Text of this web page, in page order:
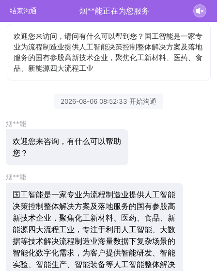
结束沟通 烟**能正在为您服务
欢迎您来访问，请问有什么可以帮到您？国工智能是一家专
业为流程制造业提供人工智能决策控制整体解决方案及落地
服务的国有参股高新技术企业，聚焦化工新材料、医药、食
品、新能源四大流程工业
2026-08-06 08:52:33 开始沟通
烟**能
欢迎您来咨询，有什么可以帮助
您？
烟**能
国工智能是一家专业为流程制造业提供人工智能
决策控制整体解决方案及落地服务的国有参股高
新技术企业，聚焦化工新材料、医药、食品、新
能源四大流程工业，专注于利用人工智能、大数
据等技术解决流程制造业海量数据下复杂场景的
智能化数字化需求，为客户提供智能研发、智能
实验、智能生产、智能装备等人工智能整体解决